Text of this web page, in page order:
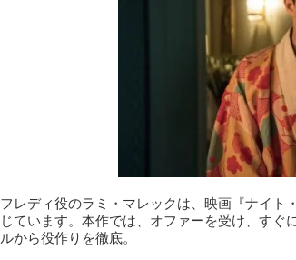
フレディ役のラミ・マレックは、映画『ナイト
じています。本作では、オファーを受け、す
ルから役作りを徹底。